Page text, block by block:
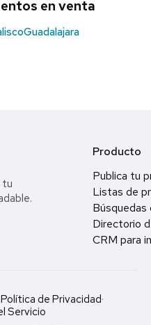
en venta
Guadalajara
tu
Producto
Publica tu
Listas de
Búsquedas
Directorio
CRM para
Política de Privacidad·
Servicio